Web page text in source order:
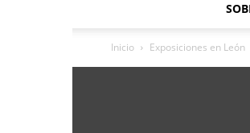
Inicio Exposiciones en León